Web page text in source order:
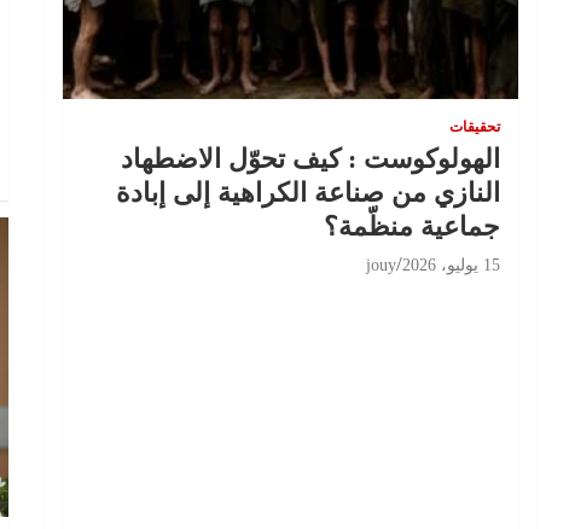
تحقيقات
الهولوكوست : كيف تحوّل الاضطهاد
النازي من صناعة الكراهية إلى إبادة
جماعية منظّمة؟
15 يوليو، 2026 jouy